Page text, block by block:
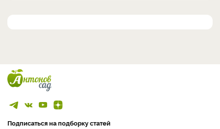
Подписаться на подборку статей